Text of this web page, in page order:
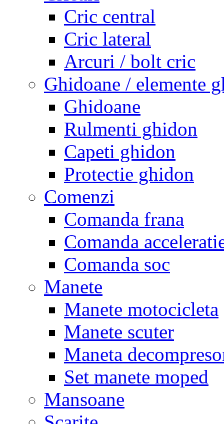
Cric central
Cric lateral
Arcuri / bolt cric
Ghidoane / elemente
Ghidoane
Rulmenti ghidon
Capeti ghidon
Protectie ghidon
Comenzi
Comanda frana
Comanda
Comanda soc
Manete
Manete motocicleta
Manete scuter
Maneta
Set manete moped
Mansoane